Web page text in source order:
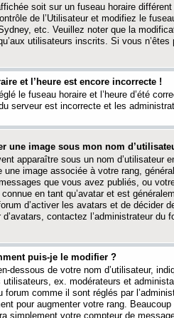
soit sur un fuseau horaire
de l’Utilisateur et modifiez le
etc. Veuillez noter que la
utilisateurs inscrits. Si vous
et l’heure est encore incorrecte !
le fuseau horaire et l’heure d’été
serveur est incorrecte et les
une image sous mon nom
apparaître sous un nom d’utilisateur
image associée à votre rang,
que vous avez publiés, ou
en tant qu’avatar et est
d’activer les avatars et de
contactez l’administrateur du
puis-je le modifier ?
dessous de votre nom d’utilisateur,
ex. modérateurs et
comme il sont réglés par
pour augmenter votre rang.
simplement votre compteur de